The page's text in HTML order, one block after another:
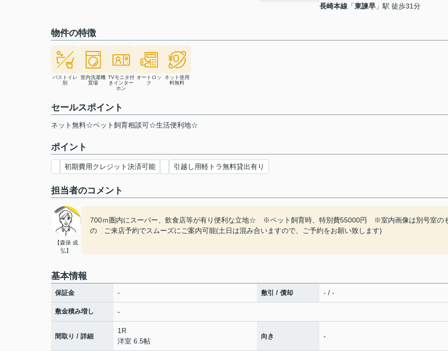
長崎本線 「東諫早 」駅 徒歩31分
物件の特徴
バストイレ
別
室内洗濯機
置場
TVモニタ付
きインター
ホン
オートロッ
ク
ネット使用
料無料
セールスポイント
ネット無料☆ペット飼育相談可☆生活便利地☆
ポイント
初期費用クレジット決済可能 引越し用軽トラ無料貸出有り
担当者のコメント
【森保 成
弘】
700ｍ圏内にスーパー、飲食店等が有り便利な立地☆ ※ペット飼育時、特別費55000円 ※室内画像は別号室の
の ご来店予約でスムーズにご案内可能(土日は混み合いますので、ご予約をお願い致します)
基本情報
保証金 - 敷引 / 償却 - / -
敷金積み増し -
間取り / 詳細
1R
洋室 6.5帖
向き -